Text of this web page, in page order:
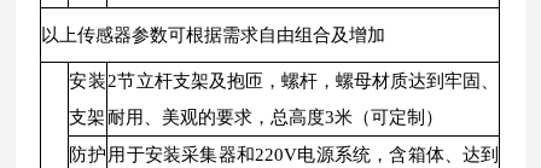
以上传感器参数可根据需求自由组合及增加
安装
支架
2节立杆支架及抱匝，螺杆，螺母材质达到牢固、
耐用、美观的要求，总高度3米（可定制）
防护 用于安装采集器和220V电源系统，含箱体、达到